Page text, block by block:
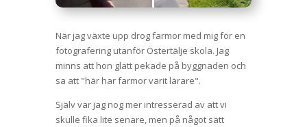
När jag växte upp drog farmor med mig för en
fotografering utanför Östertälje skola. Jag
minns att hon glatt pekade på byggnaden och
sa att "här har farmor varit lärare".
Själv var jag nog mer intresserad av att vi
skulle fika lite senare, men på något sätt